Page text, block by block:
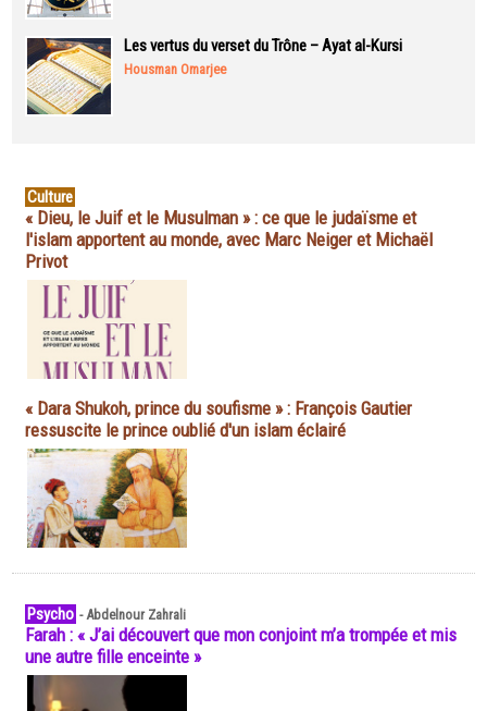
Les vertus du verset du Trône – Ayat al-Kursi
Housman Omarjee
Culture
« Dieu, le Juif et le Musulman » : ce que le judaïsme et
l'islam apportent au monde, avec Marc Neiger et Michaël
Privot
« Dara Shukoh, prince du soufisme » : François Gautier
ressuscite le prince oublié d'un islam éclairé
Psycho -Abdelnour Zahrali
Farah : « J’ai découvert que mon conjoint m’a trompée et mis
une autre fille enceinte »